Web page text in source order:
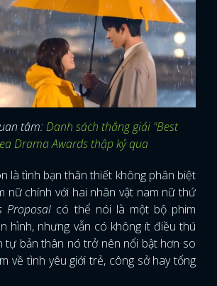
tâm:Danh sách thắng giải "Best
Drama Awards thập kỷ qua
là tình bạn thân thiết không phân biệt
nữ chính với hai nhân vật nam nữ thứ
Proposal có thể nói là một bộ phim
hình, nhưng vẫn có không ít điều thú
tự bản thân nó trở nên nổi bật hơn so
về tình yêu giới trẻ, công sở hay tổng